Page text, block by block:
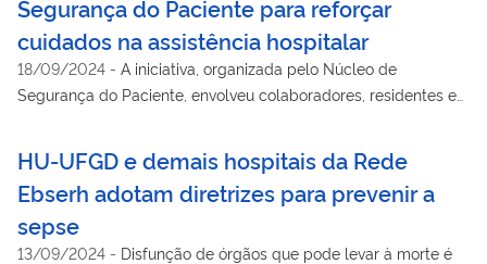
Segurança do Paciente para reforçar
cuidados na assistência hospitalar
18/09/2024 - A iniciativa, organizada pelo Núcleo de
Segurança do Paciente, envolveu colaboradores, residentes e
HU-UFGD e demais hospitais da Rede
Ebserh adotam diretrizes para prevenir a
sepse
13/09/2024 - Disfunção de órgãos que pode levar à morte é